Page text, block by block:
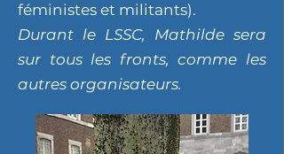
féministes et militants).
Durant le LSSC, Mathilde sera
sur tous les fronts, comme les
autres organisateurs.